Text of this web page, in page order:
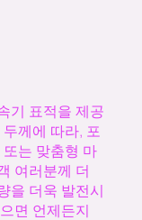
기 표적을 제공
께에 따라, 포
는 맞춤형 마
여러분께 더
을 더욱 발전시
면 언제든지